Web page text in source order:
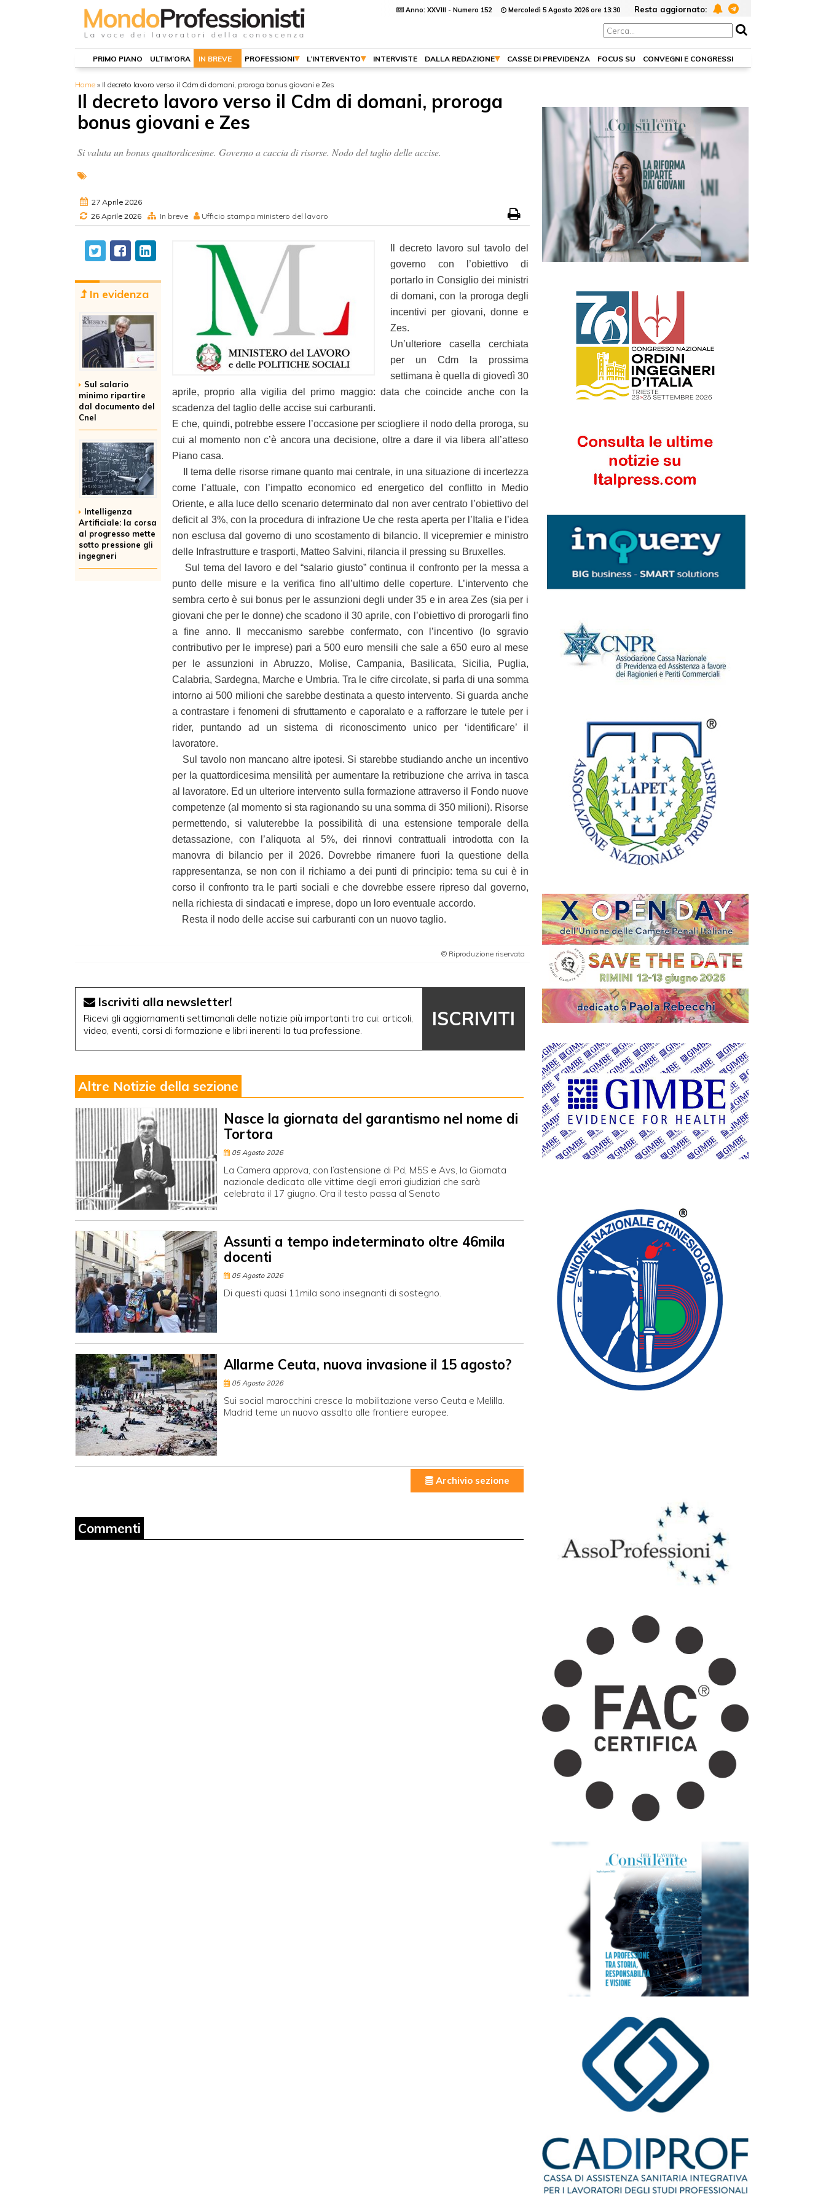
Anno: XXVIII - Numero 152 Mercoledì 5 Agosto 2026 ore 13:30 Resta aggiornato:
PRIMO PIANO ULTIM’ORA IN BREVE PROFESSIONI L’INTERVENTO INTERVISTE DALLA REDAZIONE CASSE DI PREVIDENZA FOCUS SU CONVEGNI E CONGRESSI
Home » Il decreto lavoro verso il Cdm di domani, proroga bonus giovani e Zes
Il decreto lavoro verso il Cdm di domani, proroga
bonus giovani e Zes
Si valuta un bonus quattordicesime. Governo a caccia di risorse. Nodo del taglio delle accise.
27 Aprile 2026
26 Aprile 2026
In breve Ufficio stampa ministero del lavoro
In evidenza
Sul salario
minimo ripartire
dal documento del
Cnel
Intelligenza
Artificiale: la corsa
al progresso mette
sotto pressione gli
ingegneri
Il decreto lavoro sul tavolo del
governo con l’obiettivo di
portarlo in Consiglio dei ministri
di domani, con la proroga degli
incentivi per giovani, donne e
Zes.
Un’ulteriore casella cerchiata
per un Cdm la prossima
settimana è quella di giovedì 30
aprile, proprio alla vigilia del primo maggio: data che coincide anche con la
scadenza del taglio delle accise sui carburanti.
E che, quindi, potrebbe essere l’occasione per sciogliere il nodo della proroga, su
cui al momento non c’è ancora una decisione, oltre a dare il via libera all’atteso
Piano casa.
Il tema delle risorse rimane quanto mai centrale, in una situazione di incertezza
come l’attuale, con l’impatto economico ed energetico del conflitto in Medio
Oriente, e alla luce dello scenario determinato dal non aver centrato l’obiettivo del
deficit al 3%, con la procedura di infrazione Ue che resta aperta per l’Italia e l’idea
non esclusa dal governo di uno scostamento di bilancio. Il vicepremier e ministro
delle Infrastrutture e trasporti, Matteo Salvini, rilancia il pressing su Bruxelles.
Sul tema del lavoro e del “salario giusto” continua il confronto per la messa a
punto delle misure e la verifica fino all’ultimo delle coperture. L’intervento che
sembra certo è sui bonus per le assunzioni degli under 35 e in area Zes (sia per i
giovani che per le donne) che scadono il 30 aprile, con l’obiettivo di prorogarli fino
a fine anno. Il meccanismo sarebbe confermato, con l’incentivo (lo sgravio
contributivo per le imprese) pari a 500 euro mensili che sale a 650 euro al mese
per le assunzioni in Abruzzo, Molise, Campania, Basilicata, Sicilia, Puglia,
Calabria, Sardegna, Marche e Umbria. Tra le cifre circolate, si parla di una somma
intorno ai 500 milioni che sarebbe destinata a questo intervento. Si guarda anche
a contrastare i fenomeni di sfruttamento e caporalato e a rafforzare le tutele per i
rider, puntando ad un sistema di riconoscimento unico per ‘identificare’ il
lavoratore.
Sul tavolo non mancano altre ipotesi. Si starebbe studiando anche un incentivo
per la quattordicesima mensilità per aumentare la retribuzione che arriva in tasca
al lavoratore. Ed un ulteriore intervento sulla formazione attraverso il Fondo nuove
competenze (al momento si sta ragionando su una somma di 350 milioni). Risorse
permettendo, si valuterebbe la possibilità di una estensione temporale della
detassazione, con l’aliquota al 5%, dei rinnovi contrattuali introdotta con la
manovra di bilancio per il 2026. Dovrebbe rimanere fuori la questione della
rappresentanza, se non con il richiamo a dei punti di principio: tema su cui è in
corso il confronto tra le parti sociali e che dovrebbe essere ripreso dal governo,
nella richiesta di sindacati e imprese, dopo un loro eventuale accordo.
Resta il nodo delle accise sui carburanti con un nuovo taglio.
© Riproduzione riservata
Iscriviti alla newsletter!
Ricevi gli aggiornamenti settimanali delle notizie più importanti tra cui: articoli,
video, eventi, corsi di formazione e libri inerenti la tua professione.
ISCRIVITI
Altre Notizie della sezione
Nasce la giornata del garantismo nel nome di
Tortora
05 Agosto 2026
La Camera approva, con l’astensione di Pd, M5S e Avs, la Giornata
nazionale dedicata alle vittime degli errori giudiziari che sarà
celebrata il 17 giugno. Ora il testo passa al Senato
Assunti a tempo indeterminato oltre 46mila
docenti
05 Agosto 2026
Di questi quasi 11mila sono insegnanti di sostegno.
Allarme Ceuta, nuova invasione il 15 agosto?
05 Agosto 2026
Sui social marocchini cresce la mobilitazione verso Ceuta e Melilla.
Madrid teme un nuovo assalto alle frontiere europee.
Archivio sezione
Commenti